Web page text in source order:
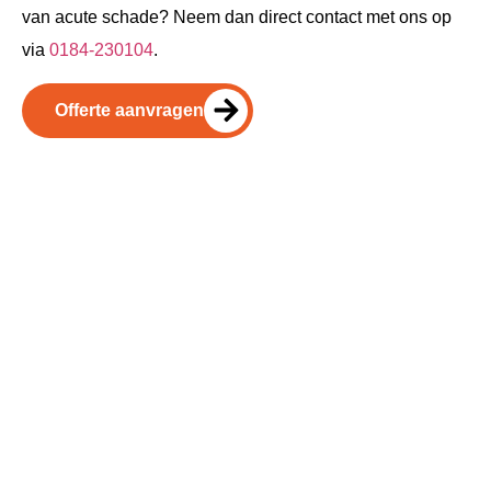
van acute schade? Neem dan direct contact met ons op
via 0184-230104.
Offerte aanvragen